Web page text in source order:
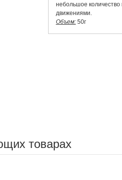
небольшое
движениями.
Объем:50г
товарах